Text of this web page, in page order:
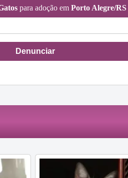
para adoção em Porto Alegre/RS
Denunciar